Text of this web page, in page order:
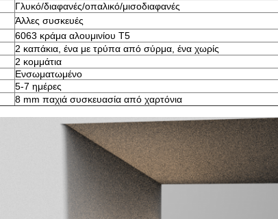
Γλυκό/διαφανές/οπαλικό/μισοδιαφανές
Άλλες συσκευές
6063 κράμα αλουμινίου T5
2 καπάκια, ένα με τρύπα από σύρμα, ένα χωρίς
2 κομμάτια
Ενσωματωμένο
5-7 ημέρες
8 mm παχιά συσκευασία από χαρτόνια